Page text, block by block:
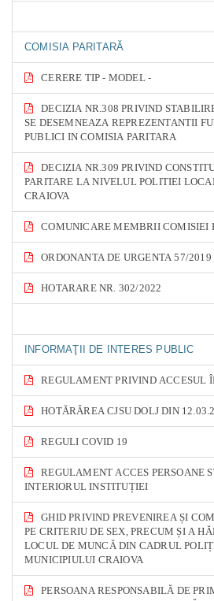
COMISIA PARITARĂ
CERERE TIP - MODEL -
DECIZIA NR.308 PRIVIND
SE DESEMNEAZA REPREZENTANTII
PUBLICI IN COMISIA PARITARA
DECIZIA NR.309 PRIVIND
PARITARE LA NIVELUL POLITIEI
CRAIOVA
COMUNICARE MEMBRII COMISIEI
ORDONANTA DE URGENTA 57/2019
HOTARARE NR. 302/2022
INFORMAŢII DE INTERES PUBLIC
REGULAMENT PRIVIND ACCESUL
HOTĂRÂREA CJSU DOLJ DIN
REGULI COVID 19
REGULAMENT ACCES PERSOANE
INTERIORUL INSTITUȚIEI
GHID PRIVIND PREVENIREA ȘI
PE CRITERIU DE SEX, PRECUM ȘI A
LOCUL DE MUNCĂ DIN CADRUL
MUNICIPIULUI CRAIOVA
PERSOANA RESPONSABILĂ DE